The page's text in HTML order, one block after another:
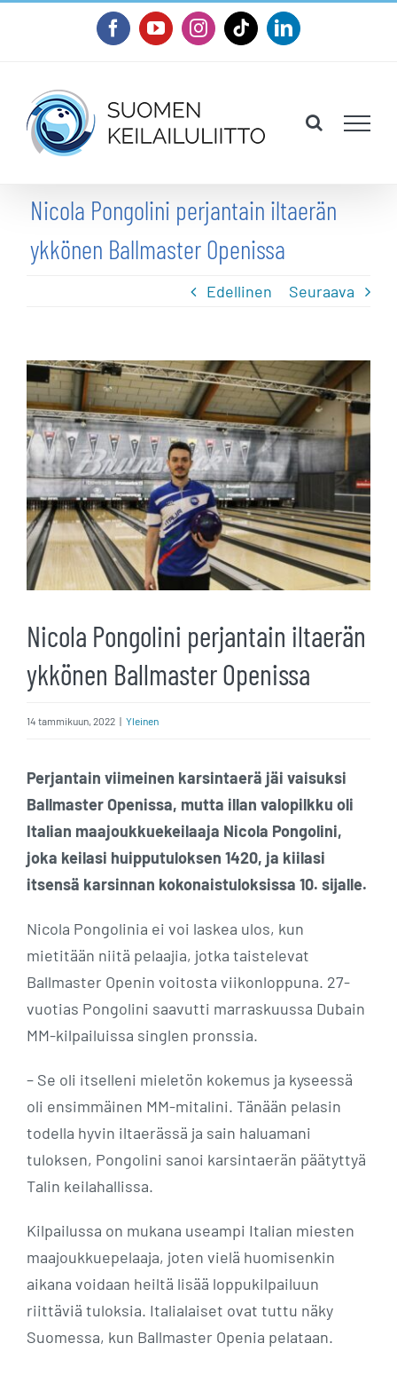
FacebookYouTubeInstagram
TiktokLinkedIn
Nicola Pongolini perjantain iltaerän
ykkönen Ballmaster Openissa
Edellinen Seuraava
Katso
kuvaa
isompana
Nicola Pongolini perjantain iltaerän
ykkönen Ballmaster Openissa
14 tammikuun, 2022 | Yleinen
Perjantain viimeinen karsintaerä jäi vaisuksi
Ballmaster Openissa, mutta illan valopilkku oli
Italian maajoukkuekeilaaja Nicola Pongolini,
joka keilasi huipputuloksen 1420, ja kiilasi
itsensä karsinnan kokonaistuloksissa 10. sijalle.
Nicola Pongolinia ei voi laskea ulos, kun
mietitään niitä pelaajia, jotka taistelevat
Ballmaster Openin voitosta viikonloppuna. 27-
vuotias Pongolini saavutti marraskuussa Dubain
MM-kilpailuissa singlen pronssia.
– Se oli itselleni mieletön kokemus ja kyseessä
oli ensimmäinen MM-mitalini. Tänään pelasin
todella hyvin iltaerässä ja sain haluamani
tuloksen, Pongolini sanoi karsintaerän päätyttyä
Talin keilahallissa.
Kilpailussa on mukana useampi Italian miesten
maajoukkuepelaaja, joten vielä huomisenkin
aikana voidaan heiltä lisää loppukilpailuun
riittäviä tuloksia. Italialaiset ovat tuttu näky
Suomessa, kun Ballmaster Openia pelataan.